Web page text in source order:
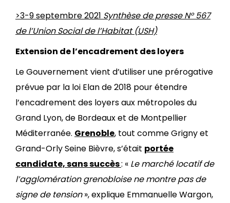
>3-9 septembre 2021 Synthèse de presse N° 567
de l’Union Social de l’Habitat (USH)
Extension de l’encadrement des loyers
Le Gouvernement vient d’utiliser une prérogative
prévue par la loi Elan de 2018 pour étendre
l’encadrement des loyers aux métropoles du
Grand Lyon, de Bordeaux et de Montpellier
Méditerranée. Grenoble, tout comme Grigny et
Grand-Orly Seine Bièvre, s’était portée
candidate, sans succès: « Le marché locatif de
l’agglomération grenobloise ne montre pas de
signe de tension», explique Emmanuelle Wargon,